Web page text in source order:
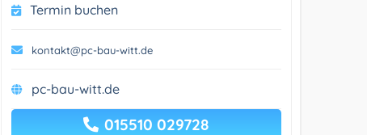
Termin buchen
kontakt@pc-bau-witt.de
pc-bau-witt.de
015510 029728